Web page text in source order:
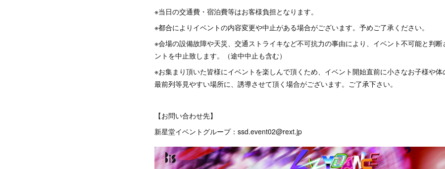
※当日の交通費・宿泊費等はお客様負担となります。
※都合によりイベントの内容変更や中止がある場合がございます。予めご了承ください。
※会場の設備故障や天災、交通ストライキなど不可抗力の事由により、イベント不可能と判
ントを中止致します。（途中中止も含む）
※お集まり頂いた皆様にイベントを楽しんで頂くため、イベント開始直前に小さなお子様や
最前列等見やすい場所に、誘導させて頂く場合がございます。ご了承下さい。
【お問い合わせ先】
新星堂イベントグループ：ssd.event02@rext.jp